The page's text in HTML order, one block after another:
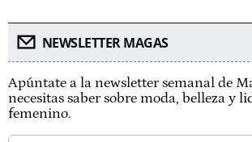
NEWSLETTER MAGAS
Apúntate a la newsletter semanal de
necesitas saber sobre moda, belleza y
femenino.